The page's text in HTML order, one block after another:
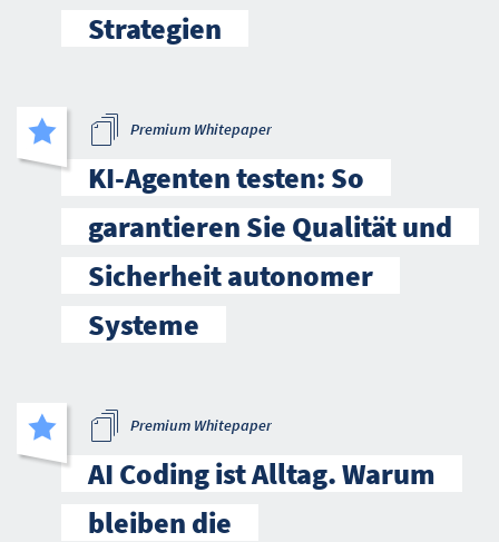
Strategien
Premium Whitepaper
KI-Agenten testen: So
garantieren Sie Qualität und
Sicherheit autonomer
Systeme
Premium Whitepaper
AI Coding ist Alltag. Warum
bleiben die